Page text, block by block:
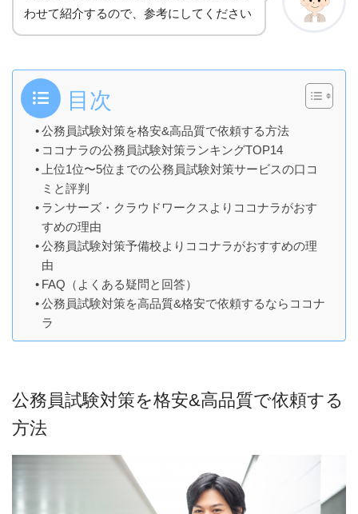
わせて紹介するので、参考にしてください
目次
公務員試験対策を格安&高品質で依頼する方法
ココナラの公務員試験対策ランキングTOP14
上位1位〜5位までの公務員試験対策サービスの口コ
ミと評判
ランサーズ・クラウドワークスよりココナラがおす
すめの理由
公務員試験対策予備校よりココナラがおすすめの理
由
FAQ（よくある疑問と回答）
公務員試験対策を高品質&格安で依頼するならココナ
ラ
公務員試験対策を格安&高品質で依頼する
方法